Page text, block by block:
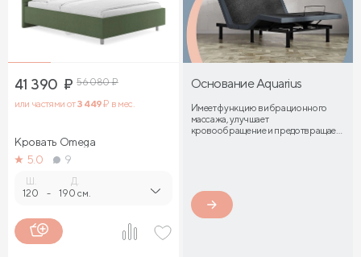
41 390 ₽ 56 080₽
или частями от3 449₽ в мес.
Кровать Omega
5.0
9
120 -
Д.
190 см.
Основание Aquarius
Имеет функцию вибрационного
массажа, улучшает
кровообращение и предотвращает